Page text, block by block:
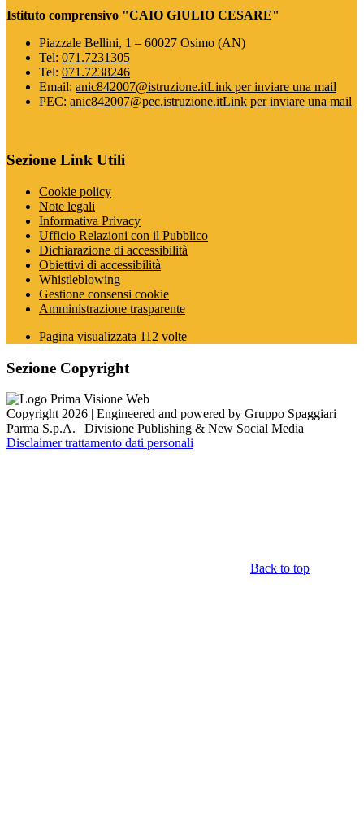
Istituto comprensivo "CAIO GIULIO CESARE"
Piazzale Bellini, 1 – 60027 Osimo (AN)
Tel: 071.7231305
Tel: 071.7238246
Email: anic842007@istruzione.itLink per inviare una mail
PEC: anic842007@pec.istruzione.itLink per inviare una mail
Sezione Link Utili
Cookie policy
Note legali
Informativa Privacy
Ufficio Relazioni con il Pubblico
Dichiarazione di accessibilità
Obiettivi di accessibilità
Whistleblowing
Gestione consensi cookie
Amministrazione trasparente
Pagina visualizzata 112 volte
Sezione Copyright
Copyright 2026 | Engineered and powered by Gruppo Spaggiari
Parma S.p.A. | Divisione Publishing & New Social Media
Disclaimer trattamento dati personali
Back to top